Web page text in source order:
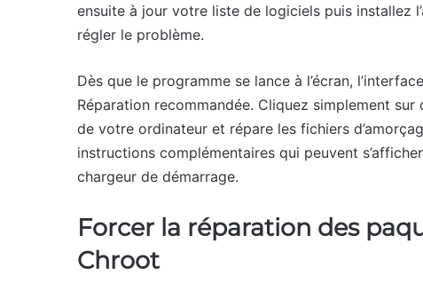
ensuite à jour votre liste de logiciels puis installez
régler le problème.
Dès que le programme se lance à l’écran,
Réparation recommandée. Cliquez simplement
de votre ordinateur et répare les fichiers
instructions complémentaires qui peuvent
chargeur de démarrage.
Forcer la réparation des
Chroot